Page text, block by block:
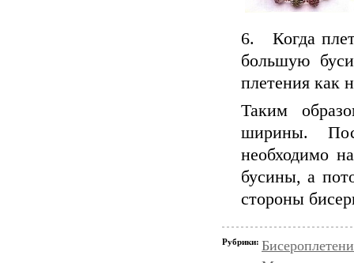
6. Когда
большую
плетения как
Таким
ширины.
необходимо
бусины, а
стороны
Рубрики: